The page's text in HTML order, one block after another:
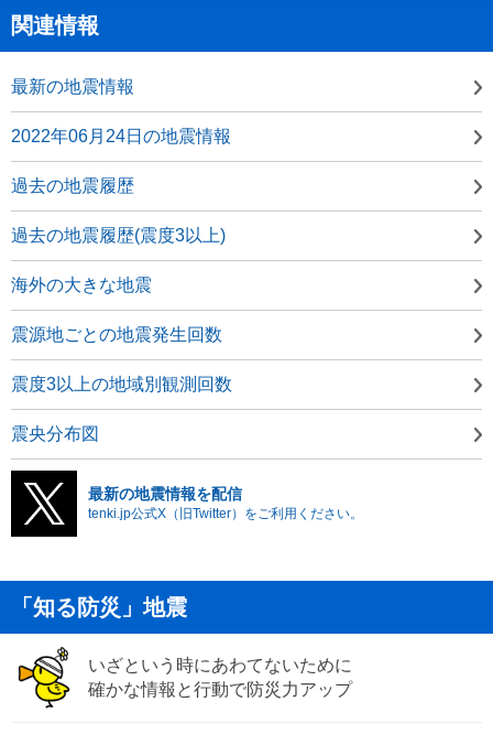
関連情報
最新の地震情報
2022年06月24日の地震情報
過去の地震履歴
過去の地震履歴(震度3以上)
海外の大きな地震
震源地ごとの地震発生回数
震度3以上の地域別観測回数
震央分布図
最新の地震情報を配信
tenki.jp公式X（旧Twitter）をご利用ください。
「知る防災」地震
いざという時にあわてないために
確かな情報と行動で防災力アップ